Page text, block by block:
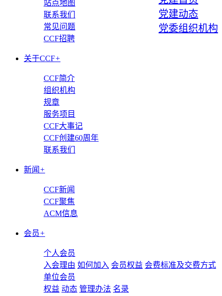
党建动态
党委组织机构
站点地图
联系我们
常见问题
CCF招聘
关于CCF+
CCF简介
组织机构
规章
服务项目
CCF大事记
CCF创建60周年
联系我们
新闻 +
CCF新闻
CCF聚焦
ACM信息
会员+
个人会员
入会理由 如何加入 会员权益 会费标准及交费方式
单位会员
权益 动态 管理办法 名录